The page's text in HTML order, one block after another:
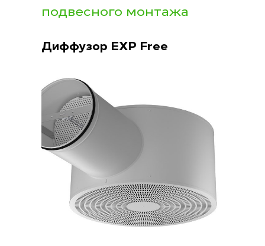
подвесного монтажа
Диффузор EXP Free